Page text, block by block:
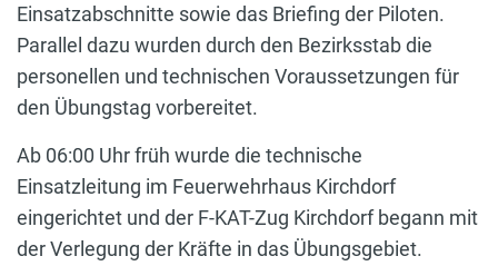
Einsatzabschnitte sowie das Briefing der Piloten.
Parallel dazu wurden durch den Bezirksstab die
personellen und technischen Voraussetzungen für
den Übungstag vorbereitet.
Ab 06:00 Uhr früh wurde die technische
Einsatzleitung im Feuerwehrhaus Kirchdorf
eingerichtet und der F-KAT-Zug Kirchdorf begann mit
der Verlegung der Kräfte in das Übungsgebiet.